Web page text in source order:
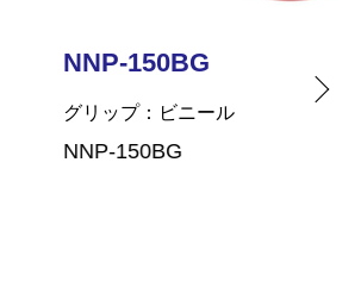
SM-03
グリップ
エラストマー
バネ
プラスチックバネ